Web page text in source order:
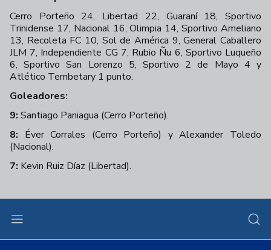
Cerro Porteño 24, Libertad 22, Guaraní 18, Sportivo
Trinidense 17, Nacional 16, Olimpia 14, Sportivo Ameliano
13, Recoleta FC 10, Sol de América 9, General Caballero
JLM 7, Independiente CG 7, Rubio Ñu 6, Sportivo Luqueño
6, Sportivo San Lorenzo 5, Sportivo 2 de Mayo 4 y
Atlético Tembetary 1 punto.
Goleadores:
9: Santiago Paniagua (Cerro Porteño).
8: Éver Corrales (Cerro Porteño) yAlexander Toledo
(Nacional).
7: Kevin Ruiz Díaz (Libertad).